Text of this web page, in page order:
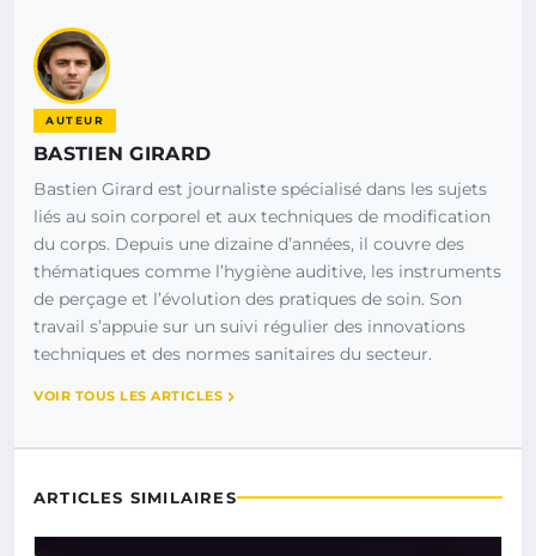
AUTEUR
BASTIEN GIRARD
Bastien Girard est journaliste spécialisé dans les sujets
liés au soin corporel et aux techniques de modification
du corps. Depuis une dizaine d’années, il couvre des
thématiques comme l’hygiène auditive, les instruments
de perçage et l’évolution des pratiques de soin. Son
travail s’appuie sur un suivi régulier des innovations
techniques et des normes sanitaires du secteur.
VOIR TOUS LES ARTICLES
ARTICLES SIMILAIRES